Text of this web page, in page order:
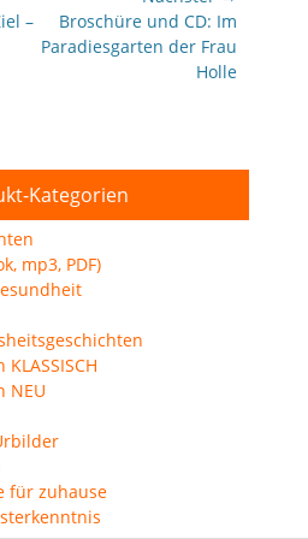
–
Nächster
Beitrag:
Broschüre und CD: Im
Paradiesgarten der Frau
Holle
Kategorien
mp3, PDF)
NEU
für zuhause